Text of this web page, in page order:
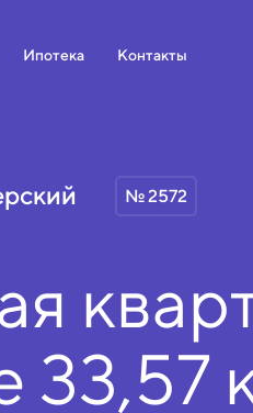
Ипотека Контакты
№ 2572
33,57